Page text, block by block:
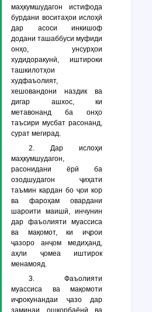
маҳкумшудагон истифода
бурдани воситаҳои ислоҳӣ
дар асоси инкишоф
додани ташаббуси муфиди
онҳо, унсурҳои
худидоракунӣ, иштироки
ташкилотҳои
худфаъолият,
хешовандони наздик ва
дигар ашхос, ки
метавонанд ба онҳо
таъсири мусбат расонанд,
сурат мегирад.
2. Дар ислоҳи
маҳкумшудагон,
расонидани ёрӣ ба
озодшудагон ҷиҳати
таъмин кардан бо ҷои кор
ва фароҳам овардани
шароити маишӣ, инчунин
дар фаъолияти муассиса
ва мақомот, ки иҷрои
ҷазоро анҷом медиҳанд,
аҳли ҷомеа иштирок
менамояд.
3. Фаъолияти
муассиса ва мақомоти
иҷрокунандаи ҷазо дар
заминаи ошкорбаёнӣ ва